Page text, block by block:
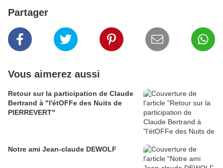
Partager
Vous aimerez aussi
Retour sur la participation de Claude
Bertrand à "l'étOFFe des Nuits de
PIERREVERT"
Notre ami Jean-claude DEWOLF